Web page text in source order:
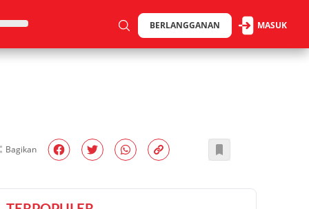
BERLANGGANAN MASUK
Bagikan